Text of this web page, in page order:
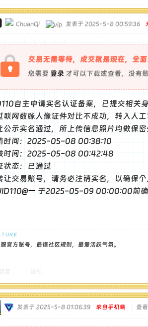
ChuanQi 发表于 2025-5-8 00:59:36
交易无需等待，成交就是现在，全
您需要 登录 才可以下载或查看，没有账
自主申请实名认证备案，已提交相关
联网数脉人像证件对比不成功，转入人
公示实名通过，所上传信息照片均做保密
时间：2025-05-08 00:38:10
时间：2025-05-08 00:42:48
状态：已通过
让交易账号，请务必注销实名，以确保个
@一 于2025-05-09 00:00:00前确
官方账号，最懂社区规则，最爱活跃气氛。
发表于 2025-5-8 01:06:39 来自手机端 查